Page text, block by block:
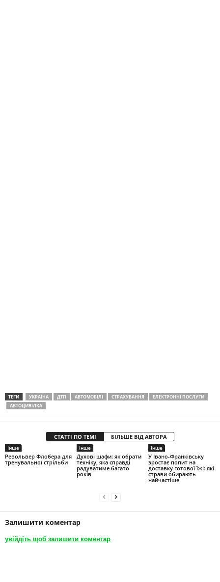
ТЕГИ УКРАЇНА ДТП АВТОМОБІЛІ СТРАХУВАННЯ
ЕЛЕКТРОННІ ПОСЛУГИ
АВТОЦИВІЛКА
СТАТТІ ПО ТЕМІ БІЛЬШЕ ВІД АВТОРА
Інше
Револьвер Флобера для
тренувальної стрільби
Інше
Духові шафи: як обрати
техніку, яка справді
радуватиме багато
років
Інше
У Івано-Франківську
зростає попит на
доставку готової їжі: які
страви обирають
найчастіше
Залишити коментар
увійдіть щоб залишити коментар